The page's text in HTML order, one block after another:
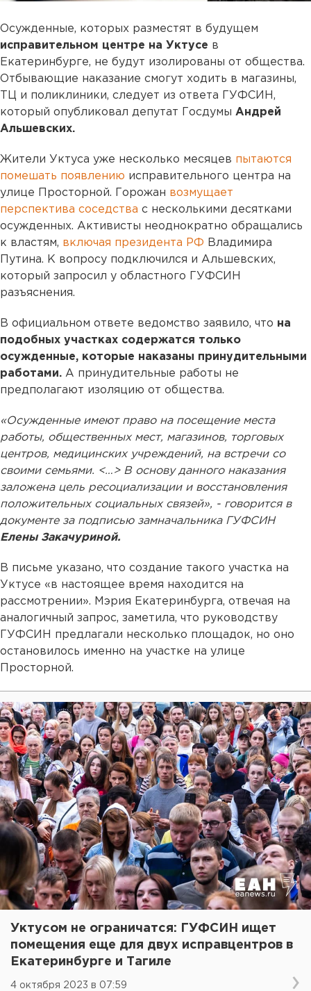
Осужденные, которых разместят в будущем
исправительном центре на Уктусе в
Екатеринбурге, не будут изолированы от общества.
Отбывающие наказание смогут ходить в магазины,
ТЦ и поликлиники, следует из ответа ГУФСИН,
который опубликовал депутат Госдумы Андрей
Альшевских.
Жители Уктуса уже несколько месяцев пытаются
помешать появлению исправительного центра на
улице Просторной. Горожан возмущает
перспектива соседства с несколькими десятками
осужденных. Активисты неоднократно обращались
к властям, включая президента РФ Владимира
Путина. К вопросу подключился и Альшевских,
который запросил у областного ГУФСИН
разъяснения.
В официальном ответе ведомство заявило, что на
подобных участках содержатся только
осужденные, которые наказаны принудительными
работами. А принудительные работы не
предполагают изоляцию от общества.
«Осужденные имеют право на посещение места
работы, общественных мест, магазинов, торговых
центров, медицинских учреждений, на встречи со
своими семьями. <…> В основу данного наказания
заложена цель ресоциализации и восстановления
положительных социальных связей», - говорится в
документе за подписью замначальника ГУФСИН
Елены Закачуриной.
В письме указано, что создание такого участка на
Уктусе «в настоящее время находится на
рассмотрении». Мэрия Екатеринбурга, отвечая на
аналогичный запрос, заметила, что руководству
ГУФСИН предлагали несколько площадок, но оно
остановилось именно на участке на улице
Просторной.
Уктусом не ограничатся: ГУФСИН ищет
помещения еще для двух исправцентров в
Екатеринбурге и Тагиле
4 октября 2023 в 07:59